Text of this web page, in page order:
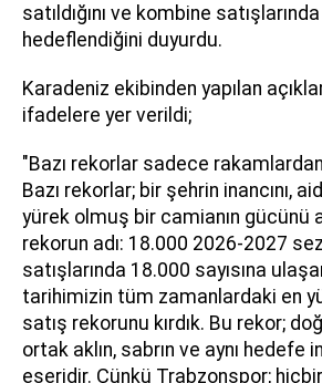
satıldığını ve kombine
hedeflendiğini duyurdu.
Karadeniz ekibinden yapılan
ifadelere yer verildi;
"Bazı rekorlar sadece
Bazı rekorlar; bir şehrin inancını,
yürek olmuş bir camianın gücünü
rekorun adı: 18.000 2026-2027
satışlarında 18.000 sayısına
tarihimizin tüm zamanlardaki en
satış rekorunu kırdık. Bu rekor;
ortak aklın, sabrın ve aynı hedefe
eseridir. Çünkü Trabzonspor;